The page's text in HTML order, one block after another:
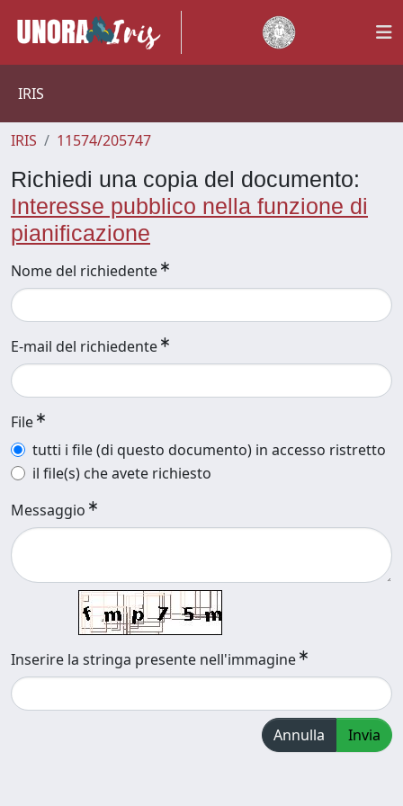
IRIS
IRIS 11574/205747
Richiedi una copia del documento:
Interesse pubblico nella funzione di
pianificazione
Nome del richiedente
E-mail del richiedente
File
tutti i file (di questo documento) in accesso ristretto
il file(s) che avete richiesto
Messaggio
Inserire la stringa presente nell'immagine
Annulla Invia